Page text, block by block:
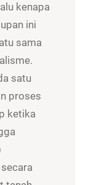
kenapa
ini
sama
satu
proses
ketika